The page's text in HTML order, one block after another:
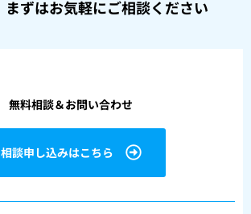
まずはお気軽にご相談ください
無料相談＆お問い合わせ
相談申し込みはこちら